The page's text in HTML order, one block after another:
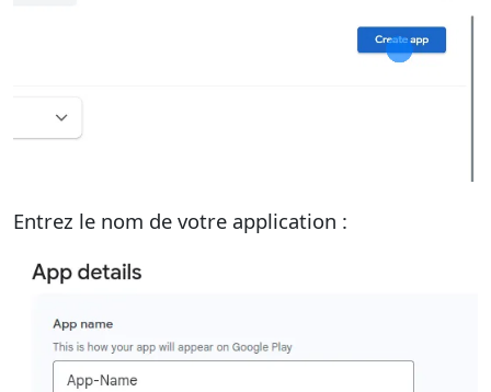
Entrez le nom de votre application :